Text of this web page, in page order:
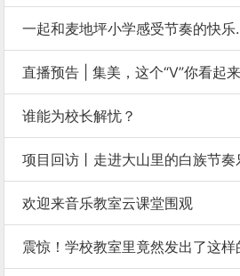
一起和麦地坪小学感受节奏的快乐
直播预告 | 集美，这个“V”你看起
谁能为校长解忧？
项目回访丨走进大山里的白族节奏
欢迎来音乐教室云课堂围观
震惊！学校教室里竟然发出了这样